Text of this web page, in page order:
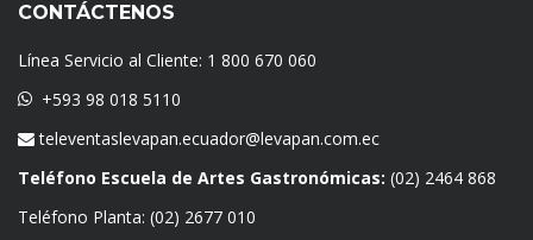
CONTÁCTENOS
Línea Servicio al Cliente: 1 800 670 060
+593 98 018 5110
televentaslevapan.ecuador@levapan.com.ec
Teléfono Escuela de Artes Gastronómicas: (02) 2464 868
Teléfono Planta: (02) 2677 010